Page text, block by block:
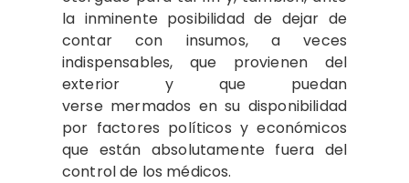
la inminente posibilidad de dejar de
contar con insumos, a veces
indispensables, que provienen del
exterior y que puedan
verse mermados en su disponibilidad
por factores políticos y económicos
que están absolutamente fuera del
control de los médicos.